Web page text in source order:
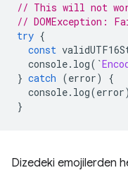
// This will not
// DOMException:
try {
const
console. log(`
} catch (error)
{
console. log(error
}
Dizedeki emojilerden